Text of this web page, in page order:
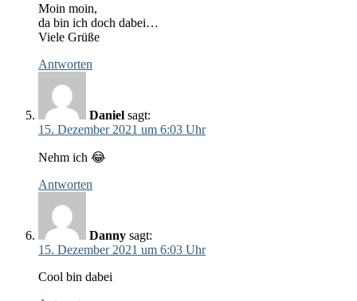
Moin moin,
da bin ich doch dabei…
Viele Grüße
Antworten
Daniel sagt:
15. Dezember 2021 um 6:03 Uhr
Nehm ich 😂
Antworten
Danny sagt:
15. Dezember 2021 um 6:03 Uhr
Cool bin dabei